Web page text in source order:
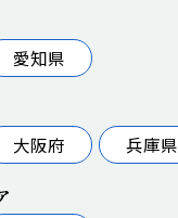
愛知県
大阪府 兵庫県